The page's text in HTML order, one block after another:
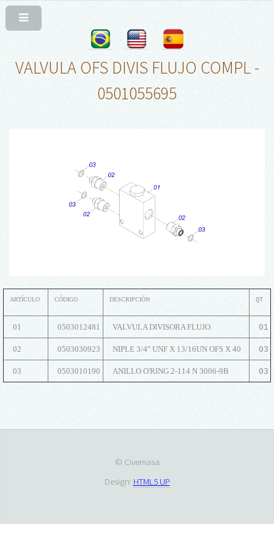
VALVULA OFS DIVIS FLUJO COMPL -
0501055695
ARTÍCULO CÓDIGO DESCRIPCIÓN QT
01 0503012481 VALVULA DIVISORA FLUJO 01
02 0503030923 NIPLE 3/4" UNF X 13/16UN OFS X 40 03
03 0503010190 ANILLO O'RING 2-114 N 3006-9B 03
© Civemasa
Design: HTML5 UP